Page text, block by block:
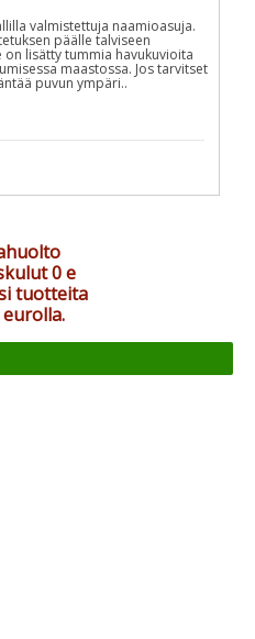
valmistettuja naamioasuja.
päälle talviseen
lisätty tummia havukuvioita
maastossa. Jos tarvitset
puvun ympäri..
0 e
tuotteita